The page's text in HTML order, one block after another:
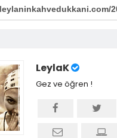
LeylaK
Gez ve öğren !